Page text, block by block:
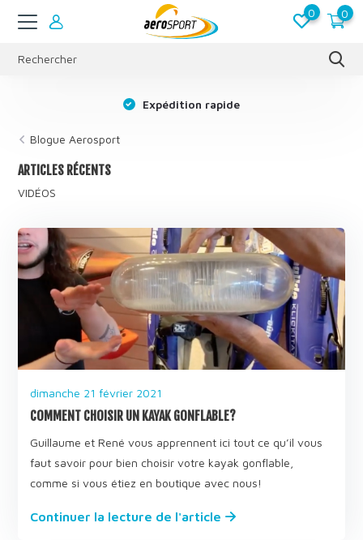
0 0
Expédition rapide
Blogue Aerosport
ARTICLES RÉCENTS
VIDÉOS
dimanche 21 février 2021
COMMENT CHOISIR UN KAYAK GONFLABLE?
Guillaume et René vous apprennent ici tout ce qu’il vous
faut savoir pour bien choisir votre kayak gonflable,
comme si vous étiez en boutique avec nous!
Continuer la lecture de l'article